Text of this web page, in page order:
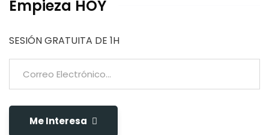
Empieza HOY
SESIÓN GRATUITA DE 1H
Me Interesa